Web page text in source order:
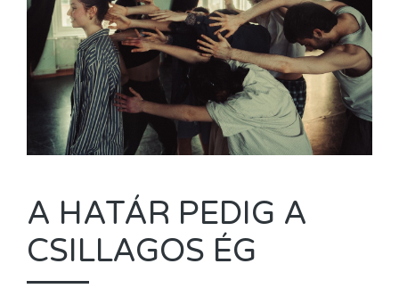
A HATÁR PEDIG A
CSILLAGOS ÉG